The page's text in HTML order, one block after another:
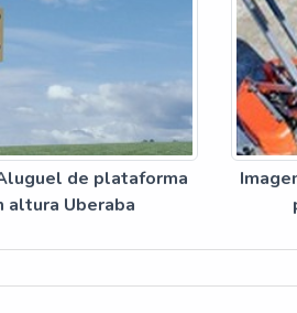
de plataforma
altura Uberaba